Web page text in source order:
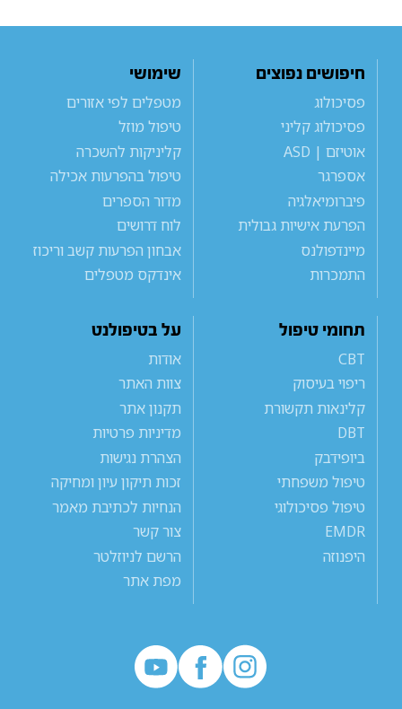
חיפושים נפוצים
פסיכולוג
פסיכולוג קליני
אוטיזם | ASD
אספרגר
פיברומיאלגיה
הפרעת אישיות גבולית
מיינדפולנס
התמכרות
שימושי
מטפלים לפי אזורים
טיפול מוזל
קליניקות להשכרה
טיפול בהפרעות אכילה
מדור הספרים
לוח דרושים
אבחון הפרעות קשב וריכוז
אינדקס מטפלים
תחומי טיפול
CBT
ריפוי בעיסוק
קלינאות תקשורת
DBT
ביופידבק
טיפול משפחתי
טיפול פסיכולוגי
EMDR
היפנוזה
על בטיפולנט
אודות
צוות האתר
תקנון אתר
מדיניות פרטיות
הצהרת נגישות
זכות תיקון עיון ומחיקה
הנחיות לכתיבת מאמר
צור קשר
הרשם לניוזלטר
מפת אתר